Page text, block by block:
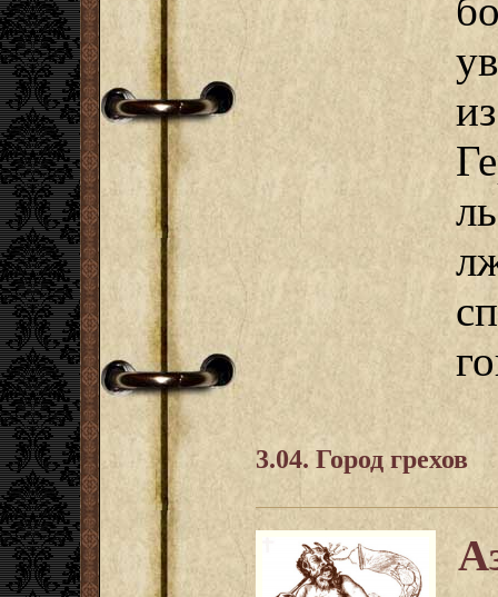
3.04. Город грехов